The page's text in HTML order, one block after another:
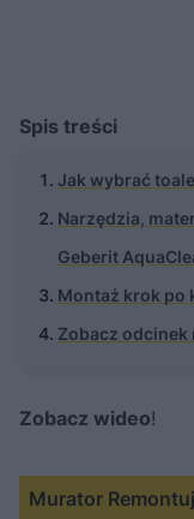
Spis treści
Jak wybrać
Narzędzia,
Geberit
Montaż krok po
Zobacz odcinek
Zobacz wideo!
Murator